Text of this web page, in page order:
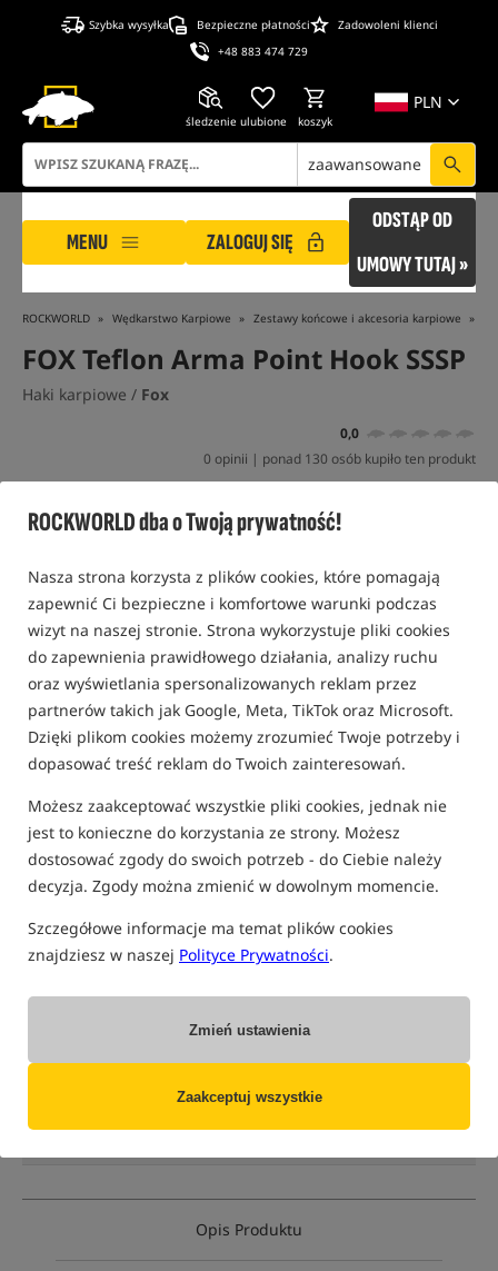
ROCKWORLD dba o Twoją prywatność!
Nasza strona korzysta z plików cookies, które pomagają
zapewnić Ci bezpieczne i komfortowe warunki podczas
wizyt na naszej stronie. Strona wykorzystuje pliki cookies
do zapewnienia prawidłowego działania, analizy ruchu
oraz wyświetlania spersonalizowanych reklam przez
partnerów takich jak Google, Meta, TikTok oraz Microsoft.
Dzięki plikom cookies możemy zrozumieć Twoje potrzeby i
dopasować treść reklam do Twoich zainteresowań.
Możesz zaakceptować wszystkie pliki cookies, jednak nie
jest to konieczne do korzystania ze strony. Możesz
dostosować zgody do swoich potrzeb - do Ciebie należy
decyzja. Zgody można zmienić w dowolnym momencie.
Szczegółowe informacje ma temat plików cookies
znajdziesz w naszej Polityce Prywatności.
Zmień ustawienia
Zaakceptuj wszystkie
Szybka wysyłka Bezpieczne płatności
Zadowoleni klienci
+48 883 474 729
PLN
śledzenie ulubione koszyk
zaawansowane
MENU ZALOGUJ SIĘ
ODSTĄP OD
UMOWY TUTAJ »
ROCKWORLD Wędkarstwo Karpiowe Zestawy końcowe i akcesoria karpiowe
FOX Teflon Arma Point Hook SSSP
Haki karpiowe / Fox
0,0
0 opinii | ponad 130 osób kupiło ten produkt
(część opcji mogła zostać ukryta przez wybrany sposób filtrowania)
Cena PLN
Opis Produktu